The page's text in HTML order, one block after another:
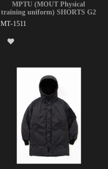
MPTU (MOUT Physical
training uniform) SHORTS G2
MT-1511